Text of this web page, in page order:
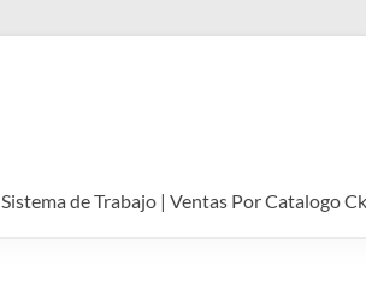
Sistema de Trabajo | Ventas Por Catalogo